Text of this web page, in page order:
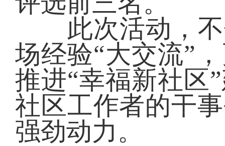
此次活动，不
场经验“大交流”
推进“幸福新社区
社区工作者的干
强劲动力。